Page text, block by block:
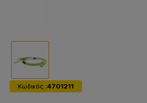
Κωδικός :4701211